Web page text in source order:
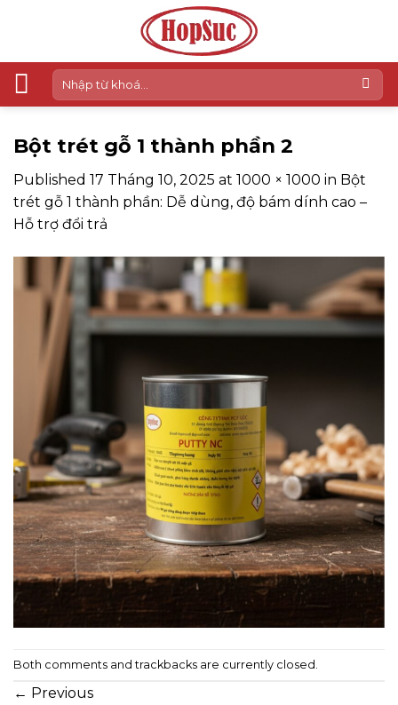
Tìm
kiếm:
Bột trét gỗ 1 thành phần 2
Published 17 Tháng 10, 2025 at 1000 × 1000 in Bột
trét gỗ 1 thành phần: Dễ dùng, độ bám dính cao –
Hỗ trợ đổi trả
Both comments and trackbacks are currently closed.
← Previous